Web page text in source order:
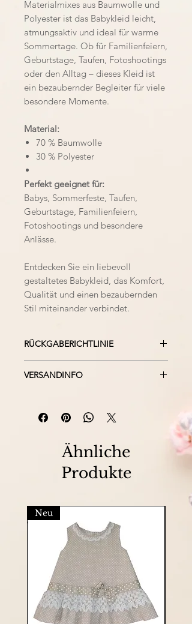
Materialmixes aus Baumwolle und
Polyester ist das Babykleid leicht,
atmungsaktiv und ideal für warme
Sommertage. Ob für Familienfeiern,
Geburtstage, Taufen, Fotoshootings
oder den Alltag – dieses Kleid ist
ein bezaubernder Begleiter für viele
besondere Momente.
Material:
70 % Baumwolle
30 % Polyester
Perfekt geeignet für:
Babys, Sommerfeste, Taufen,
Geburtstage, Familienfeiern,
Fotoshootings und besondere
Anlässe.
Entdecken Sie ein liebevoll
gestaltetes Babykleid, das Komfort,
Qualität und einen bezaubernden
Stil miteinander verbindet.
RÜCKGABERICHTLINIE
oder defekt der Ware, beachten
VERSANDINFO
ausschließlich versichert. Mit
DPD oder UPS.
Ähnliche
Produkte
Neu